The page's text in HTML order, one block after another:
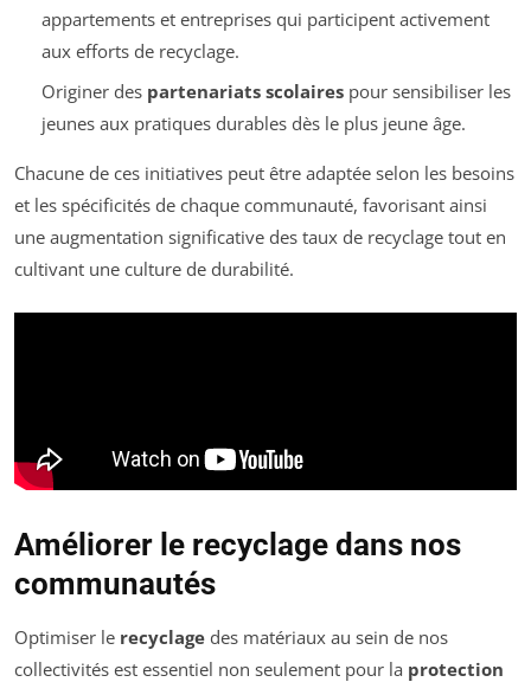
appartements et entreprises qui participent activement
aux efforts de recyclage.
Originer des partenariats scolairespour sensibiliser les
jeunes aux pratiques durables dès le plus jeune âge.
Chacune de ces initiatives peut être adaptée selon les besoins
et les spécificités de chaque communauté, favorisant ainsi
une augmentation significative des taux de recyclage tout en
cultivant une culture de durabilité.
Améliorer le recyclage dans nos
communautés
Optimiser le recyclage des matériaux au sein de nos
collectivités est essentiel non seulement pour la protection